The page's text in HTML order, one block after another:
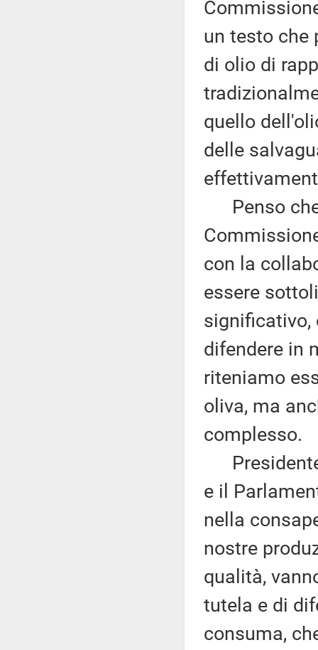
un testo che
di olio di
quello
delle
Penso che
con la
essere
significativo,
difendere in
riteniamo
oliva, ma
complesso.
e il
nella
nostre
qualità,
tutela e di
consuma,